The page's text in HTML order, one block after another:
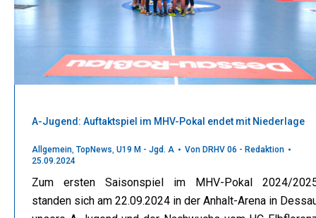
A-Jugend: Auftaktspiel im MHV-Pokal endet mit Niederlage
Allgemein, TopNews, U19 M - Jgd. A Von DRHV 06 - Redaktion
25.09.2024
Zum ersten Saisonspiel im MHV-Pokal 2024/
standen sich am 22.09.2024 in der Anhalt-Arena in